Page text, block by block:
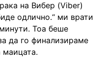
на Вибер (Viber)
одлично.“ ми врати
Тоа беше
да го финализираме
маицата.